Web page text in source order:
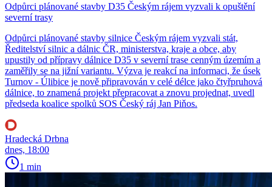
Odpůrci plánované stavby D35 Českým rájem vyzvali k opuštění
severní trasy
Odpůrci plánované stavby silnice Českým rájem vyzvali stát,
Ředitelství silnic a dálnic ČR, ministerstva, kraje a obce, aby
upustily od přípravy dálnice D35 v severní trase cenným územím a
zaměřily se na jižní variantu. Výzva je reakcí na informaci, že úsek
Turnov - Úlibice je nově připravován v celé délce jako čtyřpruhová
dálnice, to znamená projekt přepracovat a znovu projednat, uvedl
předseda koalice spolků SOS Český ráj Jan Piňos.
Hradecká Drbna
dnes, 18:00
1 min